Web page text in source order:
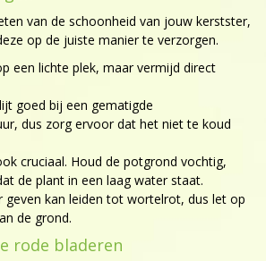
van de schoonheid van jouw kerstster,
op de juiste manier te verzorgen.
een lichte plek, maar vermijd direct
goed bij een gematigde
dus zorg ervoor dat het niet te koud
cruciaal. Houd de potgrond vochtig,
de plant in een laag water staat.
geven kan leiden tot wortelrot, dus let op
de grond.
rode bladeren